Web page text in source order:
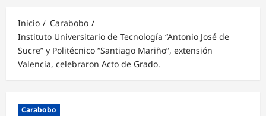
Inicio
Carabobo
Instituto Universitario de Tecnología “Antonio José de
Sucre” y Politécnico “Santiago Mariño”, extensión
Valencia, celebraron Acto de Grado.
Carabobo